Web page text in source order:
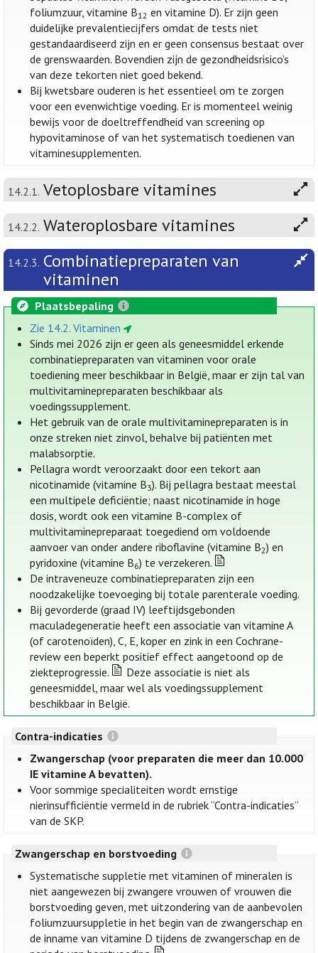
foliumzuur, vitamine B12 en vitamine D). Er zijn geen
duidelijke prevalentiecijfers omdat de tests niet
gestandaardiseerd zijn en er geen consensus bestaat over
de grenswaarden. Bovendien zijn de gezondheidsrisico’s
van deze tekorten niet goed bekend.
Bij kwetsbare ouderen is het essentieel om te zorgen
voor een evenwichtige voeding. Er is momenteel weinig
bewijs voor de doeltreffendheid van screening op
hypovitaminose of van het systematisch toedienen van
vitaminesupplementen.
14.2.1. Vetoplosbare vitamines
14.2.2. Wateroplosbare vitamines
14.2.3. Combinatiepreparaten van
vitaminen
Plaatsbepaling
Zie 14.2. Vitaminen
Sinds mei 2026 zijn er geen als geneesmiddel erkende
combinatiepreparaten van vitaminen voor orale
toediening meer beschikbaar in België, maar er zijn tal van
multivitaminepreparaten beschikbaar als
voedingssupplement.
Het gebruik van de orale multivitaminepreparaten is in
onze streken niet zinvol, behalve bij patiënten met
malabsorptie.
Pellagra wordt veroorzaakt door een tekort aan
nicotinamide (vitamine B3). Bij pellagra bestaat meestal
een multipele deficiëntie; naast nicotinamide in hoge
dosis, wordt ook een vitamine B-complex of
multivitaminepreparaat toegediend om voldoende
aanvoer van onder andere riboflavine (vitamine B2) en
pyridoxine (vitamine B6) te verzekeren.
De intraveneuze combinatiepreparaten zijn een
noodzakelijke toevoeging bij totale parenterale voeding.
Bij gevorderde (graad IV) leeftijdsgebonden
maculadegeneratie heeft een associatie van vitamine A
(of carotenoïden), C, E, koper en zink in een Cochrane-
review een beperkt positief effect aangetoond op de
ziekteprogressie.
Deze associatie is niet als
geneesmiddel, maar wel als voedingssupplement
beschikbaar in België.
Contra-indicaties
Zwangerschap (voor preparaten die meer dan 10.000
IE vitamine A bevatten).
Voor sommige specialiteiten wordt ernstige
nierinsufficiëntie vermeld in de rubriek “Contra-indicaties”
van de SKP.
Zwangerschap en borstvoeding
Systematische suppletie met vitaminen of mineralen is
niet aangewezen bij zwangere vrouwen of vrouwen die
borstvoeding geven, met uitzondering van de aanbevolen
foliumzuursuppletie in het begin van de zwangerschap en
de inname van vitamine D tijdens de zwangerschap en de